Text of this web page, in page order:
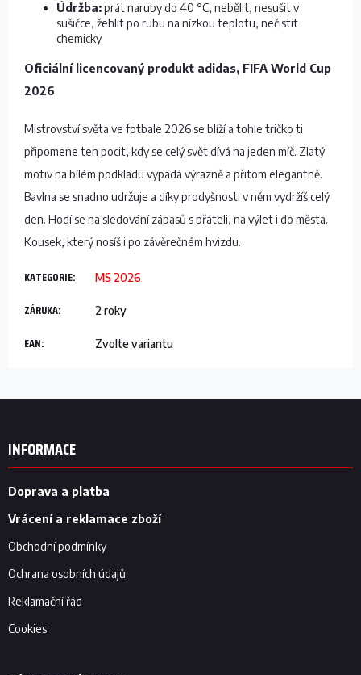
Údržba:prát naruby do 40 °C, nebělit, nesušit v
sušičce, žehlit po rubu na nízkou teplotu, nečistit
chemicky
Oficiální licencovaný produkt adidas, FIFA World Cup
2026
Mistrovství světa ve fotbale 2026 se blíží a tohle tričko ti
připomene ten pocit, kdy se celý svět dívá na jeden míč. Zlatý
motiv na bílém podkladu vypadá výrazně a přitom elegantně.
Bavlna se snadno udržuje a díky prodyšnosti v něm vydržíš celý
den. Hodí se na sledování zápasů s přáteli, na výlet i do města.
Kousek, který nosíš i po závěrečném hvizdu.
KATEGORIE: MS 2026
ZÁRUKA: 2 roky
EAN: Zvolte variantu
Z
INFORMACE
Doprava a platba
Vrácení a reklamace zboží
Obchodní podmínky
Ochrana osobních údajů
Reklamační řád
Cookies